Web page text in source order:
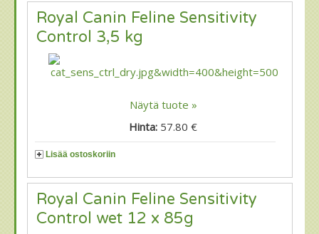
Royal Canin Feline Sensitivity
Control 3,5 kg
Näytä tuote »
Hinta: 57.80 €
Lisää ostoskoriin
Royal Canin Feline Sensitivity
Control wet 12 x 85g